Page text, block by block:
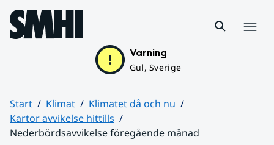
Hoppa till sidans innehåll
Varning
Gul, Sverige
Start Klimat
Klimatet då och nu
Kartor avvikelse hittills
Nederbördsavvikelse föregående månad